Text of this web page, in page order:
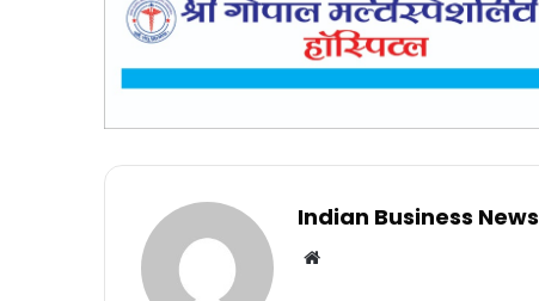
Indian Business News
Website